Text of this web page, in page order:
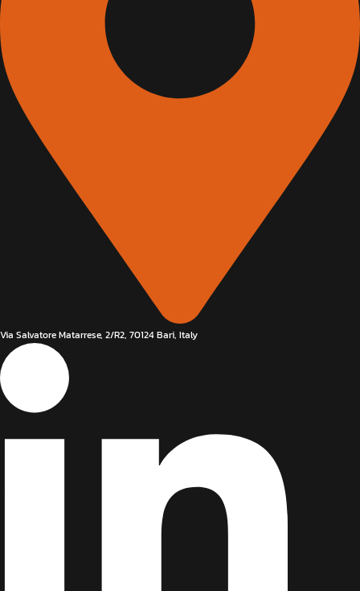
Via Salvatore Matarrese, 2/R2, 70124 Bari, Italy